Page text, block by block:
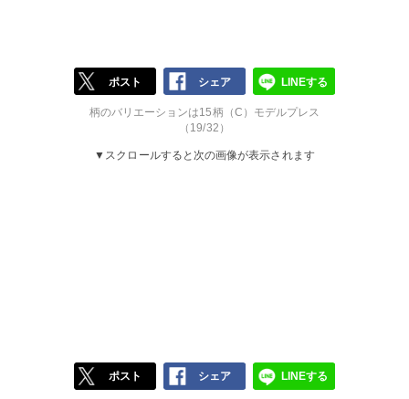
ポスト シェア LINEする
柄のバリエーションは15柄（C）モデルプレス
（19/32）
▼スクロールすると次の画像が表示されます
ポスト シェア LINEする